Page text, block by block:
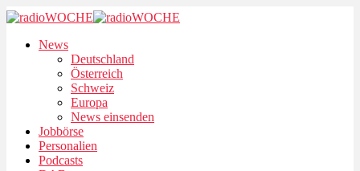
News
Deutschland
Österreich
Schweiz
Europa
News einsenden
Jobbörse
Personalien
Podcasts